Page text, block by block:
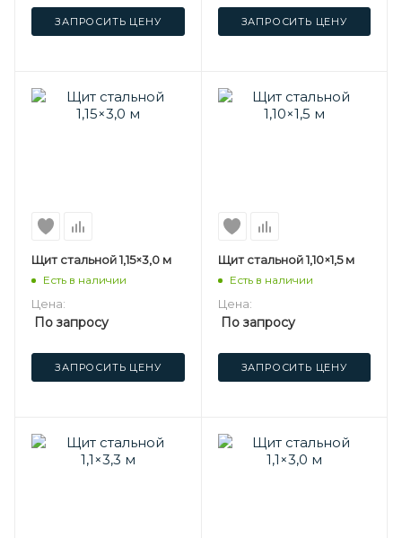
ЗАПРОСИТЬ ЦЕНУ ЗАПРОСИТЬ ЦЕНУ
Щит стальной 1,15×3,0 м
Есть в наличии
Цена:
По запросу
ЗАПРОСИТЬ ЦЕНУ
Щит стальной 1,10×1,5 м
Есть в наличии
Цена:
По запросу
ЗАПРОСИТЬ ЦЕНУ